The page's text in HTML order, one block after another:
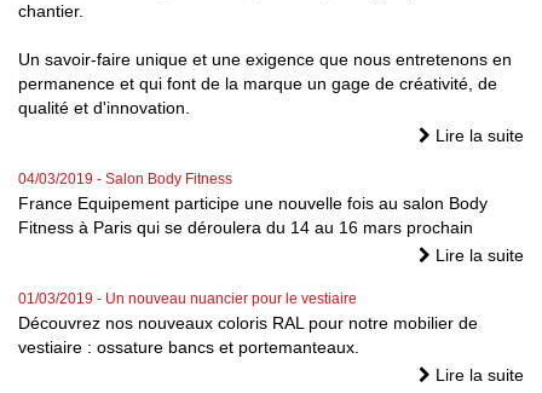
chantier.
Un savoir-faire unique et une exigence que nous entretenons en
permanence et qui font de la marque un gage de créativité, de
qualité et d'innovation.
Lire la suite
04/03/2019 - Salon Body Fitness
France Equipement participe une nouvelle fois au salon Body
Fitness à Paris qui se déroulera du 14 au 16 mars prochain
Lire la suite
01/03/2019 - Un nouveau nuancier pour le vestiaire
Découvrez nos nouveaux coloris RAL pour notre mobilier de
vestiaire : ossature bancs et portemanteaux.
Lire la suite